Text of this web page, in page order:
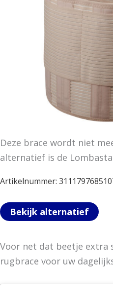
Deze brace wordt niet
alternatief is de
Artikelnummer:
Bekijk alternatief
Voor net dat beetje extra
rugbrace voor uw